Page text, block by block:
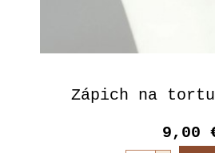
Zápich na tortu
9,00